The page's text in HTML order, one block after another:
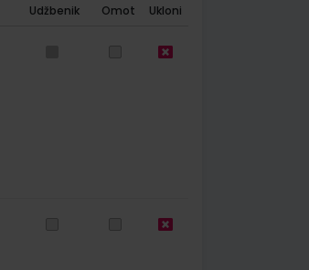
Udžbenik Omot Ukloni